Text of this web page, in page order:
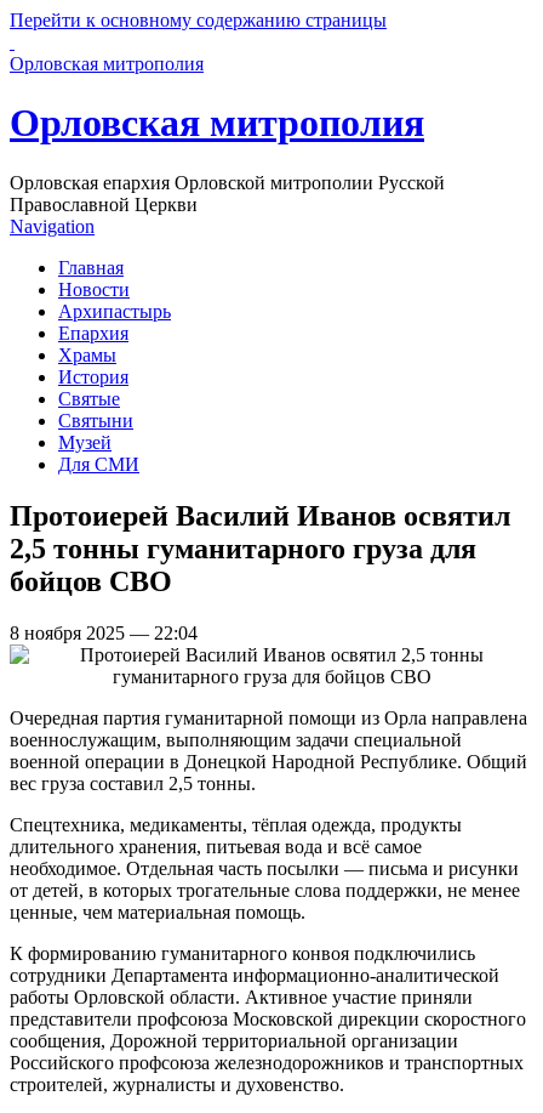
Перейти к основному содержанию страницы
Орловская митрополия
Орловская митрополия
Орловская епархия Орловской митрополии Русской
Православной Церкви
Navigation
Главная
Новости
Архипастырь
Епархия
Храмы
История
Святые
Святыни
Музей
Для СМИ
Протоиерей Василий Иванов освятил
2,5 тонны гуманитарного груза для
бойцов СВО
8 ноября 2025 — 22:04
Очередная партия гуманитарной помощи из Орла направлена
военнослужащим, выполняющим задачи специальной
военной операции в Донецкой Народной Республике. Общий
вес груза составил 2,5 тонны.
Спецтехника, медикаменты, тёплая одежда, продукты
длительного хранения, питьевая вода и всё самое
необходимое. Отдельная часть посылки — письма и рисунки
от детей, в которых трогательные слова поддержки, не менее
ценные, чем материальная помощь.
К формированию гуманитарного конвоя подключились
сотрудники Департамента информационно-аналитической
работы Орловской области. Активное участие приняли
представители профсоюза Московской дирекции скоростного
сообщения, Дорожной территориальной организации
Российского профсоюза железнодорожников и транспортных
строителей, журналисты и духовенство.